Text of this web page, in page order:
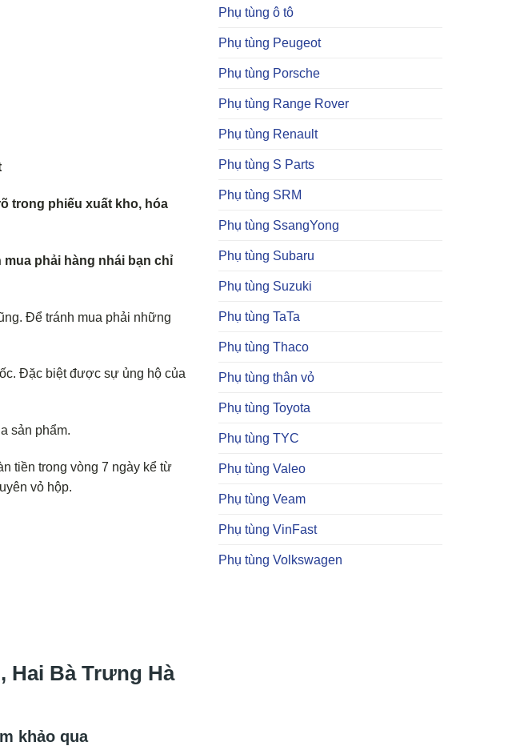
Phụ tùng ô tô
Phụ tùng Peugeot
Phụ tùng Porsche
Phụ tùng Range Rover
Phụ tùng Renault
Phụ tùng S Parts
Phụ tùng SRM
Phụ tùng SsangYong
Phụ tùng Subaru
Phụ tùng Suzuki
Phụ tùng TaTa
Phụ tùng Thaco
Phụ tùng thân vỏ
Phụ tùng Toyota
Phụ tùng TYC
Phụ tùng Valeo
Phụ tùng Veam
Phụ tùng VinFast
Phụ tùng Volkswagen
trong phiếu xuất kho, hóa
phải hàng nhái bạn chỉ
Để tránh mua phải những
Đặc biệt được sự ủng hộ của
sản phẩm.
tiền trong vòng 7 ngày kể từ
vỏ hộp.
Hai Bà Trưng Hà
khảo qua